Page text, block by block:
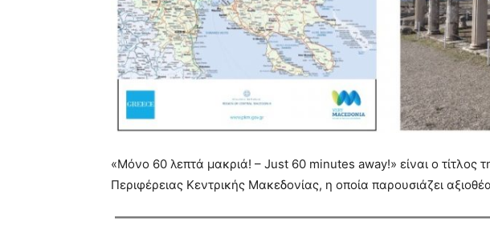
«Μόνο 60 λεπτά μακριά! – Just 60 minutes away!» είναι ο τίτλος
Περιφέρειας Κεντρικής Μακεδονίας, η οποία παρουσιάζει